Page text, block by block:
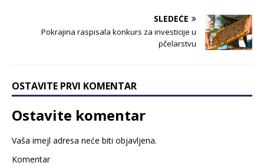
SLEDEĆE
Pokrajina raspisala konkurs za investicije u
pčelarstvu
OSTAVITE PRVI KOMENTAR
Ostavite komentar
Vaša imejl adresa neće biti objavljena.
Komentar